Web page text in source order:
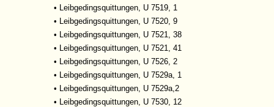
• Leibgedingsquittungen, U 7519, 1
• Leibgedingsquittungen, U 7520, 9
• Leibgedingsquittungen, U 7521, 38
• Leibgedingsquittungen, U 7521, 41
• Leibgedingsquittungen, U 7526, 2
• Leibgedingsquittungen, U 7529a, 1
• Leibgedingsquittungen, U 7529a,2
• Leibgedingsquittungen, U 7530, 12